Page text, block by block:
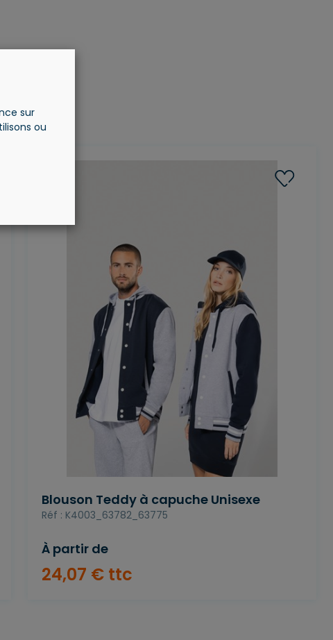
Blouson Teddy à capuche Unisexe
Réf : K4003_63782_63775
À partir de
24,07 € ttc
sur
ou